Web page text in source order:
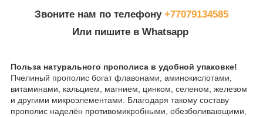
Звоните нам по телефону +77079134585
Или пишите в Whatsapp
Польза натурального прополиса в удобной упаковке!
Пчелиный прополис богат флавонами, аминокислотами,
витаминами, кальцием, магнием, цинком, селеном, железом
и другими микроэлементами. Благодаря такому составу
прополис наделён противомикробными, обезболивающими,